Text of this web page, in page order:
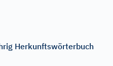
Herkunftswörterbuch